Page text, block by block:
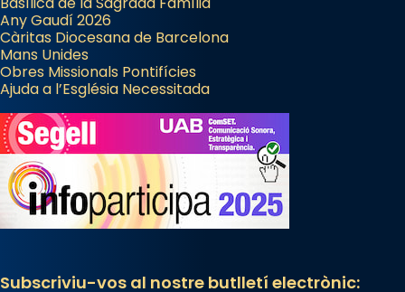
Any Gaudí 2026
Càritas Diocesana de Barcelona
Mans Unides
Obres Missionals Pontifícies
Ajuda a l’Església Necessitada
Subscriviu-vos al nostre butlletí electrònic: